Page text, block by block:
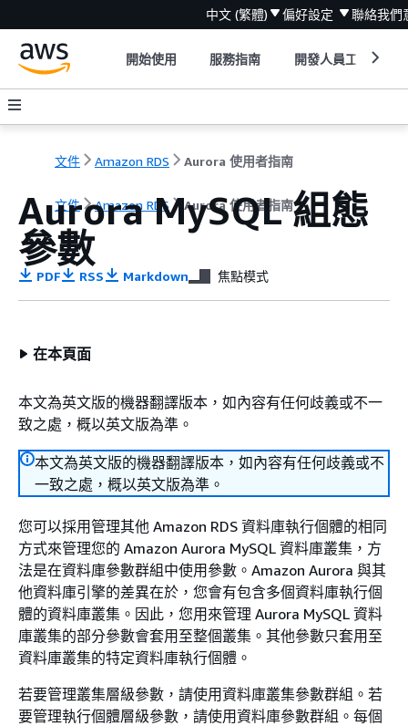
中文 (繁體) 偏好設定 聯絡我們
開始使用 服務指南 開發人員工具
文件 Amazon RDS Aurora 使用者指南
文件 Amazon RDS Aurora 使用者指南
Aurora MySQL 組態
參數
PDF RSS Markdown 焦點模式
在本頁面
本文為英文版的機器翻譯版本，如內容有任何歧義或不一
致之處，概以英文版為準。
本文為英文版的機器翻譯版本，如內容有任何歧義或不
一致之處，概以英文版為準。
您可以採用管理其他 Amazon RDS 資料庫執行個體的相同
方式來管理您的 Amazon Aurora MySQL 資料庫叢集，方
法是在資料庫參數群組中使用參數。Amazon Aurora 與其
他資料庫引擎的差異在於，您會有包含多個資料庫執行個
體的資料庫叢集。因此，您用來管理 Aurora MySQL 資料
庫叢集的部分參數會套用至整個叢集。其他參數只套用至
資料庫叢集的特定資料庫執行個體。
若要管理叢集層級參數，請使用資料庫叢集參數群組。若
要管理執行個體層級參數，請使用資料庫參數群組。每個